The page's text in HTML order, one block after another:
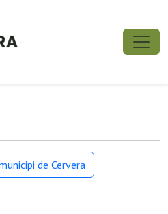
de Cervera